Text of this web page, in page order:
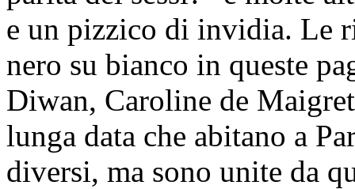
e un pizzico di invidia. Le
nero su bianco in queste
Diwan, Caroline de
lunga data che abitano a
diversi, ma sono unite da